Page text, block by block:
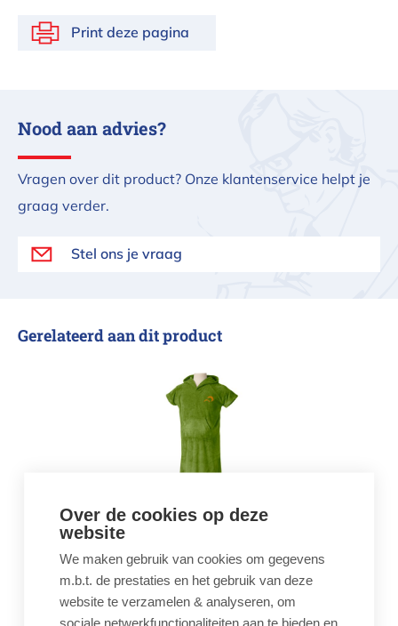
Print deze pagina
Nood aan advies?
Vragen over dit product? Onze klantenservice helpt je
graag verder.
Stel ons je vraag
Gerelateerd aan dit product
Poncho Mojito Groen Volwassenen
Poncho Mojito Groen
Volwassenen
€ 70,00
Badstof poncho
Volwassenen Groen
Over de cookies op deze
website
We maken gebruik van cookies om gegevens
m.b.t. de prestaties en het gebruik van deze
website te verzamelen & analyseren, om
sociale netwerkfunctionaliteiten aan te bieden en